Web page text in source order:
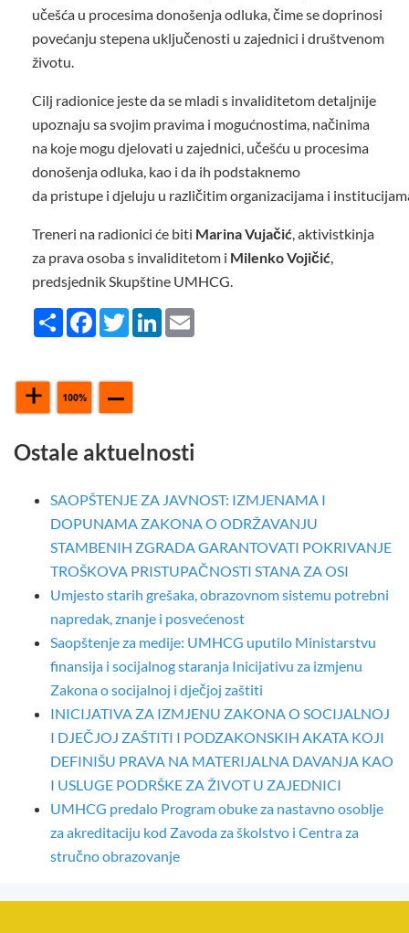
učešća u procesima donošenja odluka, čime se doprinosi
povećanju stepena uključenosti u zajednici i društvenom
životu.
Cilj radionice jeste da se mladi s invaliditetom detaljnije
upoznaju sa svojim pravima i mogućnostima, načinima
na koje mogu djelovati u zajednici, učešću u procesima
donošenja odluka, kao i da ih podstaknemo
da pristupe i djeluju u različitim organizacijama i
Treneri na radionici će biti Marina Vujačić, aktivistkinja
za prava osoba s invaliditetom i Milenko Vojičić,
predsjednik Skupštine UMHCG.
Share FacebookTwitterLinkedIn
Ostale aktuelnosti
SAOPŠTENJE ZA JAVNOST: IZMJENAMA I
DOPUNAMA ZAKONA O ODRŽAVANJU
STAMBENIH ZGRADA GARANTOVATI POKRIVANJE
TROŠKOVA PRISTUPAČNOSTI STANA ZA OSI
Umjesto starih grešaka, obrazovnom sistemu potrebni
napredak, znanje i posvećenost
Saopštenje za medije: UMHCG uputilo Ministarstvu
finansija i socijalnog staranja Inicijativu za izmjenu
Zakona o socijalnoj i dječjoj zaštiti
INICIJATIVA ZA IZMJENU ZAKONA O SOCIJALNOJ
I DJEČJOJ ZAŠTITI I PODZAKONSKIH AKATA KOJI
DEFINIŠU PRAVA NA MATERIJALNA DAVANJA KAO
I USLUGE PODRŠKE ZA ŽIVOT U ZAJEDNICI
UMHCG predalo Program obuke za nastavno osoblje
za akreditaciju kod Zavoda za školstvo i Centra za
stručno obrazovanje